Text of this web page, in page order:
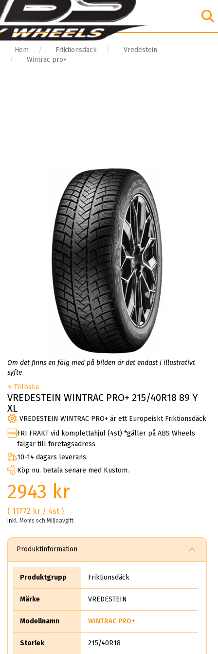
Hem Friktionsdäck
Vredestein
Wintrac pro+
Om det finns en fälg med på bilden är det endast i illustrativt
syfte
Tillbaka
VREDESTEIN WINTRAC PRO+ 215/40R18 89 Y
XL
VREDESTEIN WINTRAC PRO+ är ett Europeiskt Friktionsdäck
FRI FRAKT vid komplettahjul (4st) *gäller på ABS Wheels
fälgar till företagsadress
10-14 dagars leverans.
Köp nu. betala senare med Kustom.
2943 kr
( 11772 kr / 4st )
inkl. Moms och Miljöavgift
Produktinformation
Produktgrupp Friktionsdäck
Märke VREDESTEIN
Modellnamn WINTRAC PRO+
Storlek 215/40R18